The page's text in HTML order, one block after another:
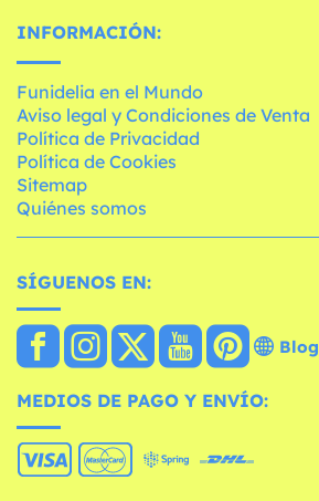
INFORMACIÓN:
Funidelia en el Mundo
Aviso legal y Condiciones de Venta
Política de Privacidad
Política de Cookies
Sitemap
Quiénes somos
SÍGUENOS EN:
Blog
MEDIOS DE PAGO Y ENVÍO: